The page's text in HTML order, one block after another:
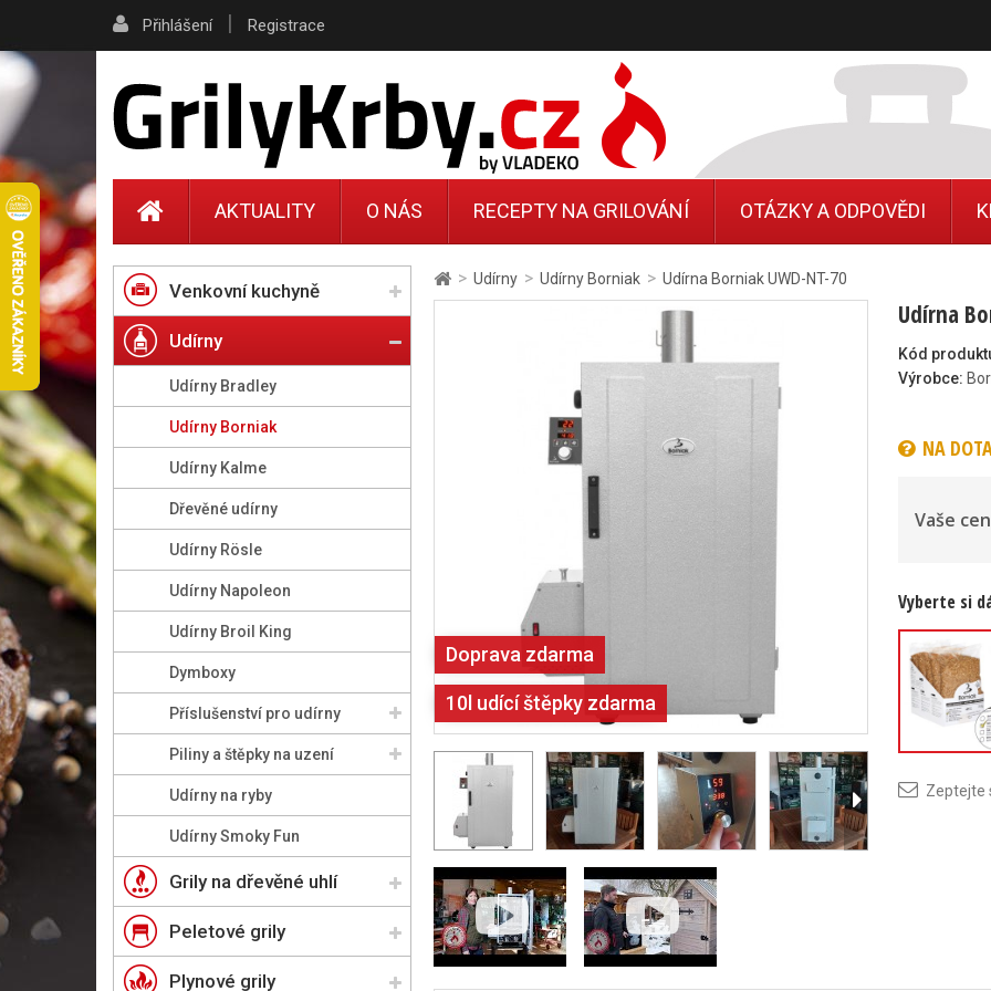
> Udírny > Udírny Borniak > Udírna Borniak UWD-NT-70
Doprava zdarma
10l udící štěpky zdarma
Udírna
Kód
Výrobce:
NA
Vaše
Vyberte si
Borniak Buk
Zeptejte
Venkovní kuchyně
Udírny
Udírny Bradley
Udírny Borniak
Udírny Kalme
Dřevěné udírny
Udírny Rösle
Udírny Napoleon
Udírny Broil King
Dymboxy
Příslušenství pro udírny
Piliny a štěpky na uzení
Udírny na ryby
Udírny Smoky Fun
Grily na dřevěné uhlí
Peletové grily
Plynové grily
Přihlášení | Registrace
AKTUALITY O NÁS RECEPTY NA GRILOVÁNÍ OTÁZKY A ODPOVĚDI